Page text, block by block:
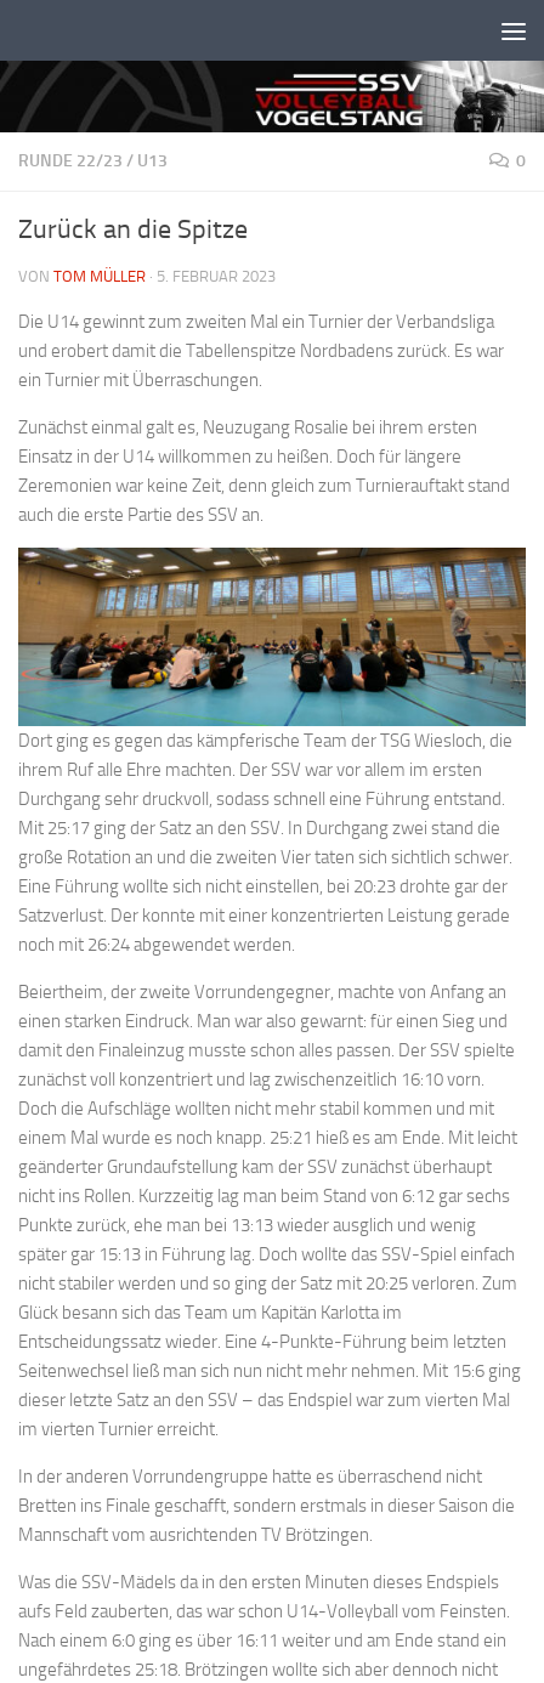
RUNDE 22/23 / U13 0
Zurück an die Spitze
VON TOM MÜLLER · 5. FEBRUAR 2023
Die U14 gewinnt zum zweiten Mal ein Turnier der Verbandsliga
und erobert damit die Tabellenspitze Nordbadens zurück. Es war
ein Turnier mit Überraschungen.
Zunächst einmal galt es, Neuzugang Rosalie bei ihrem ersten
Einsatz in der U14 willkommen zu heißen. Doch für längere
Zeremonien war keine Zeit, denn gleich zum Turnierauftakt stand
auch die erste Partie des SSV an.
Dort ging es gegen das kämpferische Team der TSG Wiesloch, die
ihrem Ruf alle Ehre machten. Der SSV war vor allem im ersten
Durchgang sehr druckvoll, sodass schnell eine Führung entstand.
Mit 25:17 ging der Satz an den SSV. In Durchgang zwei stand die
große Rotation an und die zweiten Vier taten sich sichtlich schwer.
Eine Führung wollte sich nicht einstellen, bei 20:23 drohte gar der
Satzverlust. Der konnte mit einer konzentrierten Leistung gerade
noch mit 26:24 abgewendet werden.
Beiertheim, der zweite Vorrundengegner, machte von Anfang an
einen starken Eindruck. Man war also gewarnt: für einen Sieg und
damit den Finaleinzug musste schon alles passen. Der SSV spielte
zunächst voll konzentriert und lag zwischenzeitlich 16:10 vorn.
Doch die Aufschläge wollten nicht mehr stabil kommen und mit
einem Mal wurde es noch knapp. 25:21 hieß es am Ende. Mit leicht
geänderter Grundaufstellung kam der SSV zunächst überhaupt
nicht ins Rollen. Kurzzeitig lag man beim Stand von 6:12 gar sechs
Punkte zurück, ehe man bei 13:13 wieder ausglich und wenig
später gar 15:13 in Führung lag. Doch wollte das SSV-Spiel einfach
nicht stabiler werden und so ging der Satz mit 20:25 verloren. Zum
Glück besann sich das Team um Kapitän Karlotta im
Entscheidungssatz wieder. Eine 4-Punkte-Führung beim letzten
Seitenwechsel ließ man sich nun nicht mehr nehmen. Mit 15:6 ging
dieser letzte Satz an den SSV – das Endspiel war zum vierten Mal
im vierten Turnier erreicht.
In der anderen Vorrundengruppe hatte es überraschend nicht
Bretten ins Finale geschafft, sondern erstmals in dieser Saison die
Mannschaft vom ausrichtenden TV Brötzingen.
Was die SSV-Mädels da in den ersten Minuten dieses Endspiels
aufs Feld zauberten, das war schon U14-Volleyball vom Feinsten.
Nach einem 6:0 ging es über 16:11 weiter und am Ende stand ein
ungefährdetes 25:18. Brötzingen wollte sich aber dennoch nicht